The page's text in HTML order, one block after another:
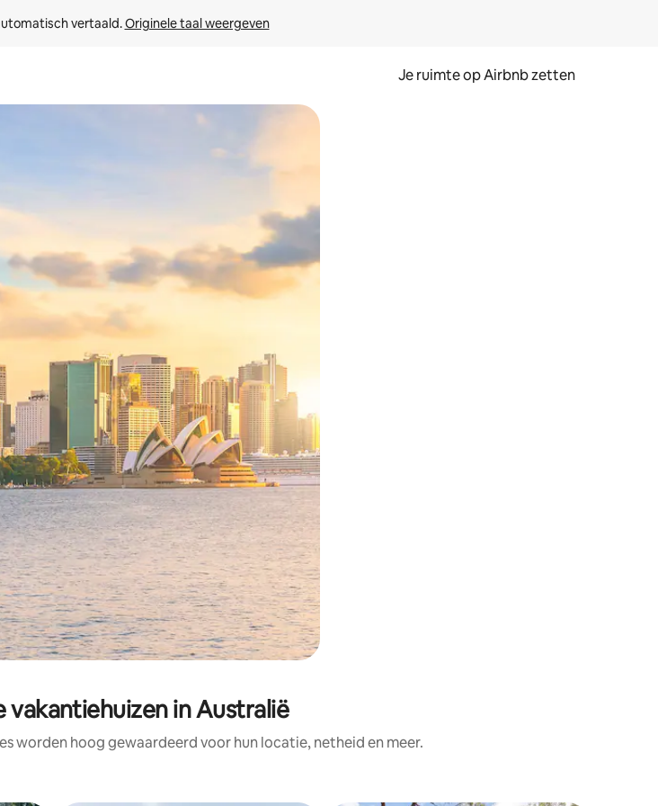
vertaald. Originele taal weergeven
Je ruimte op Airbnb zetten
omhoog en omlaag, óf door te tikken of swipen.
vakantiehuizen in Australië
worden hoog gewaardeerd voor hun locatie, netheid en meer.